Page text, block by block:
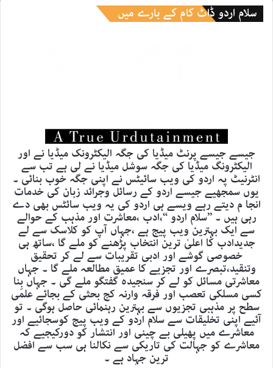
سلام اردو ڈاٹ کام کے بارے میں
جیسے جیسے پرنٹ میڈیا کی جگہ الیکٹرونک میڈیا نے اور
الیکٹرونگ میڈیا کی جگہ سوشل میڈیا نے لی ہے تب سے
انٹرنیٹ پہ اردو کی ویب سائیٹس نے اپنی جگہ خوب بنائی ۔
یوں سمجھیے جیسے اردو کے رسائل وجرائد زبان کی خدمات
انجا م دیتے رہے ویسے ہی اردو کی یہ ویب سائٹس بھی دے
رہی ہیں ۔ ’’سلام اردو ‘‘،ادب ،معاشرت اور مذہب کے حوالے
سے ایک بہترین ویب پیج ہے ،جہاں آپ کو کلاسک سے لے
جدیدادب کا اعلیٰ ترین انتخاب پڑھنے کو ملے گا ،ساتھ ہی
خصوصی گوشے اور ادبی تقریبات سے لے کر تحقیق
وتنقید،تبصرے اور تجزیے کا عمیق مطالعہ ملے گا ۔ جہاں
معاشرتی مسائل کو لے کر سنجیدہ گفتگو ملے گی ۔ جہاں بِنا
کسی مسلکی تعصب اور فرقہ وارنہ کج بحثی کے بجائے علمی
سطح پر مذہبی تجزیوں سے بہترین رہنمائی حاصل ہوگی ۔ تو
آئیے اپنی تخلیقات سے سلام اردو کے ویب پیج کوسجائیے اور
معاشرے میں پھیلی بے چینی اور انتشار کو دورکیجیے کہ
معاشرے کو جہالت کی تاریکی سے نکالنا ہی سب سے افضل
ترین جہاد ہے ۔